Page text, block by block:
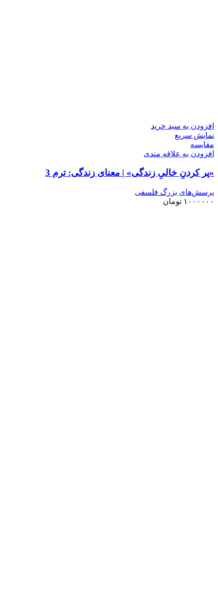
افزودن به سبد خرید
نمایش سریع
مقايسه
افزودن به علاقه مندی
«پر کردنِ خالیِ زندگی» | معنای زندگی: ترم 3
پرسش‌های بزرگ فلسفی
۱۰۰۰۰۰۰ تومان